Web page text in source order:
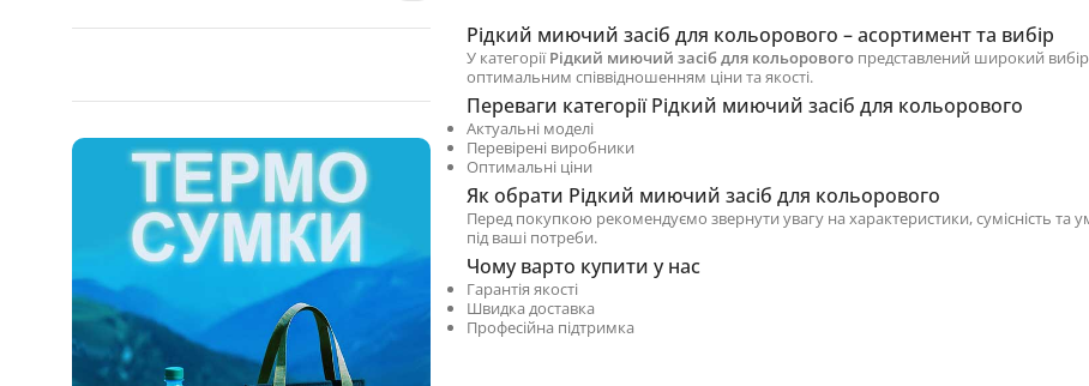
Рідкий миючий засіб для кольорового – асортимент та вибір
У категоріїРідкий миючий засіб для кольоровогопредставлений широкий вибір
оптимальним співвідношенням ціни та якості.
Переваги категорії Рідкий миючий засіб для кольорового
Актуальні моделі
Перевірені виробники
Оптимальні ціни
Як обрати Рідкий миючий засіб для кольорового
Перед покупкою рекомендуємо звернути увагу на характеристики, сумісність
під ваші потреби.
Чому варто купити у нас
Гарантія якості
Швидка доставка
Професійна підтримка